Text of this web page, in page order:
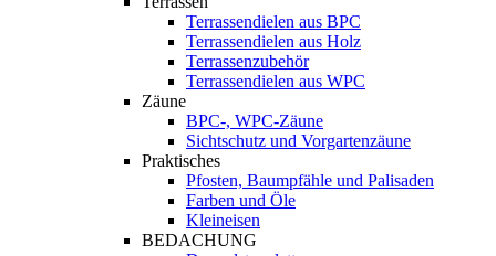
Terrassendielen aus BPC
Terrassendielen aus Holz
Terrassenzubehör
Terrassendielen aus WPC
Zäune
BPC-, WPC-Zäune
Sichtschutz und Vorgartenzäune
Praktisches
Pfosten, Baumpfähle und Palisaden
Farben und Öle
Kleineisen
BEDACHUNG